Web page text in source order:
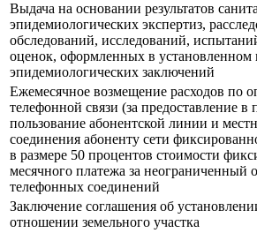
Выдача на основании результатов
эпидемиологических экспертиз,
обследований, исследований,
оценок, оформленных в установленном
эпидемиологических заключений
Ежемесячное возмещение расходов по
телефонной связи (за предоставление в
пользование абонентской линии и
соединения абоненту сети
в размере 50 процентов стоимости
месячного платежа за неограниченный
телефонных соединений
Заключение соглашения об
отношении земельного участка